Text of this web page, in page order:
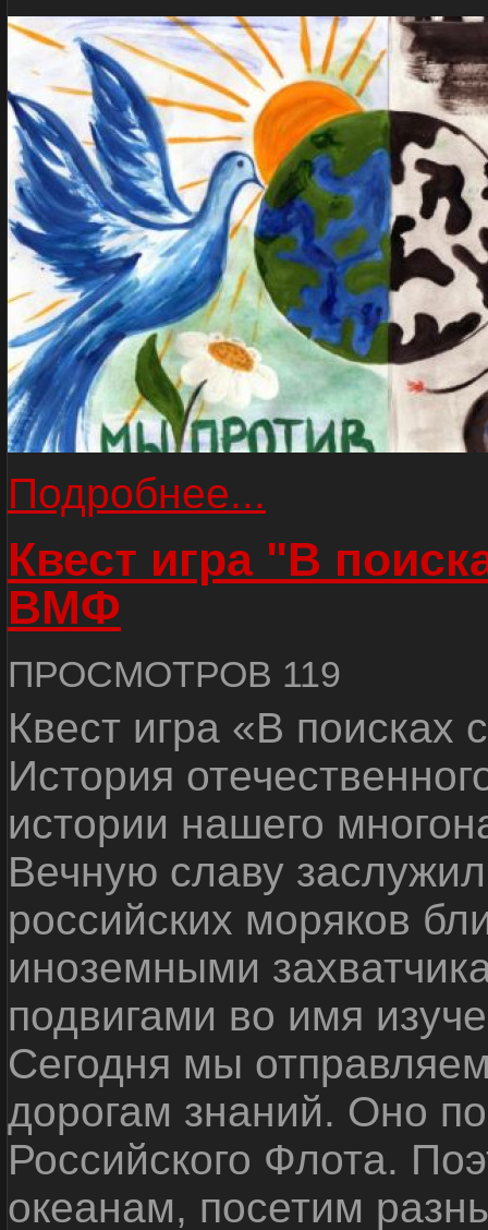
Подробнее...
Квест игра "В
ВМФ
ПРОСМОТРОВ 119
Квест игра «В
История
истории нашего
Вечную славу
российских моряков
иноземными
подвигами во имя
Сегодня мы
дорогам знаний. Оно
Российского Флота.
океанам, посетим